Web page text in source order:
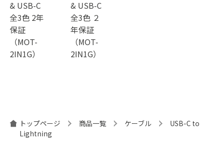
& USB-C
全3色 2年
保証
（MOT-
2IN1G）
& USB-C
全3色 ２
年保証
（MOT-
2IN1G）
トップページ 商品一覧 ケーブル
USB-C to
Lightning